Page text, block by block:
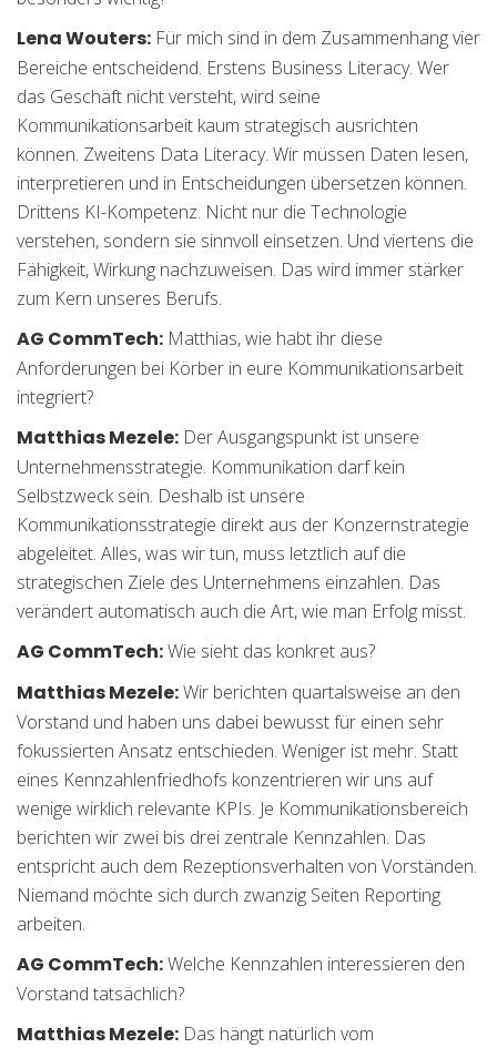
Lena Wouters: Für mich sind in dem Zusammenhang vier
Bereiche entscheidend. Erstens Business Literacy. Wer
das Geschäft nicht versteht, wird seine
Kommunikationsarbeit kaum strategisch ausrichten
können. Zweitens Data Literacy. Wir müssen Daten lesen,
interpretieren und in Entscheidungen übersetzen können.
Drittens KI-Kompetenz. Nicht nur die Technologie
verstehen, sondern sie sinnvoll einsetzen. Und viertens die
Fähigkeit, Wirkung nachzuweisen. Das wird immer stärker
zum Kern unseres Berufs.
AG CommTech: Matthias, wie habt ihr diese
Anforderungen bei Körber in eure Kommunikationsarbeit
integriert?
Matthias Mezele: Der Ausgangspunkt ist unsere
Unternehmensstrategie. Kommunikation darf kein
Selbstzweck sein. Deshalb ist unsere
Kommunikationsstrategie direkt aus der Konzernstrategie
abgeleitet. Alles, was wir tun, muss letztlich auf die
strategischen Ziele des Unternehmens einzahlen. Das
verändert automatisch auch die Art, wie man Erfolg misst.
AG CommTech:Wie sieht das konkret aus?
Matthias Mezele:Wir berichten quartalsweise an den
Vorstand und haben uns dabei bewusst für einen sehr
fokussierten Ansatz entschieden. Weniger ist mehr. Statt
eines Kennzahlenfriedhofs konzentrieren wir uns auf
wenige wirklich relevante KPIs. Je Kommunikationsbereich
berichten wir zwei bis drei zentrale Kennzahlen. Das
entspricht auch dem Rezeptionsverhalten von Vorständen.
Niemand möchte sich durch zwanzig Seiten Reporting
arbeiten.
AG CommTech:Welche Kennzahlen interessieren den
Vorstand tatsächlich?
Matthias Mezele: Das hängt natürlich vom